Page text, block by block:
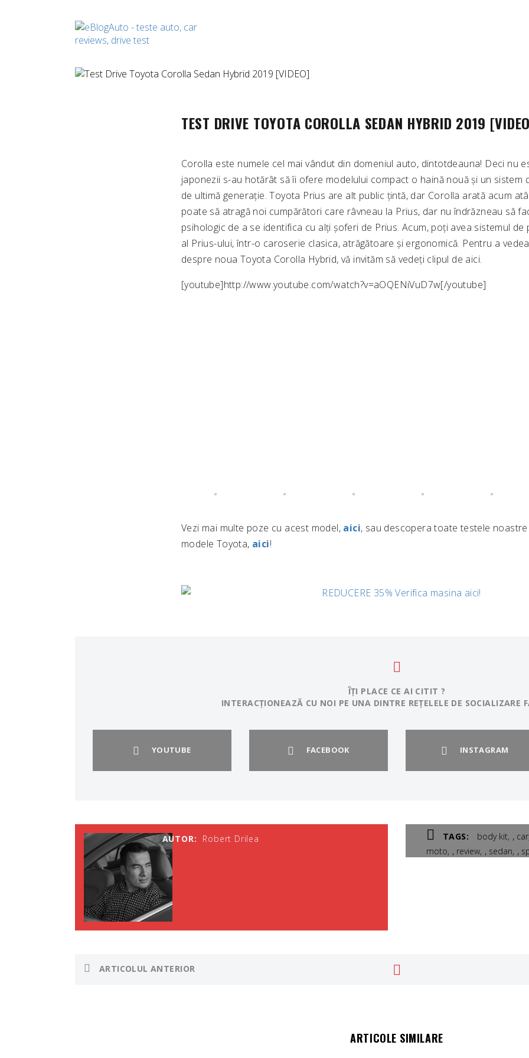
TEST DRIVE TOYOTA COROLLA SEDAN HYBRID 2019
Corolla este numele cel mai vândut din domeniul auto, dintotdeauna! Deci nu
japonezii s-au hotărât să îi ofere modelului compact o haină nouă și un sistem
de ultimă generație. Toyota Prius are alt public țintă, dar Corolla arată acum
poate să atragă noi cumpărători care râvneau la Prius, dar nu îndrăzneau să
psihologic de a se identifica cu alți șoferi de Prius. Acum, poți avea sistemul
al Prius-ului, într-o caroserie clasica, atrăgătoare și ergonomică. Pentru a
despre noua Toyota Corolla Hybrid, vă invităm să vedeți clipul de aici.
[youtube]http://www.youtube.com/watch?v=aOQENiVuD7w[/youtube]
Vezi mai multe poze cu acest model, aici, sau descopera toate testele
modele Toyota, aici!
ÎȚI PLACE CE AI CITIT ?
INTERACȚIONEAZĂ CU NOI PE UNA DINTRE REȚELELE DE SOCIALIZARE
YOUTUBE FACEBOOK INSTAGRAM
AUTOR: Robert Drilea TAGS: body kit , car
moto , review , sedan ,
ARTICOLUL ANTERIOR
ARTICOLE SIMILARE